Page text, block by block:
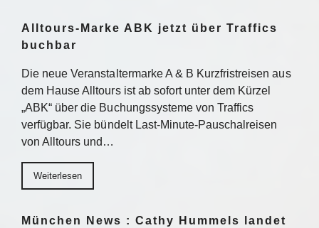
Alltours-Marke ABK jetzt über Traffics
buchbar
Die neue Veranstaltermarke A & B Kurzfristreisen aus
dem Hause Alltours ist ab sofort unter dem Kürzel
„ABK“ über die Buchungssysteme von Traffics
verfügbar. Sie bündelt Last-Minute-Pauschalreisen
von Alltours und…
Weiterlesen
München News : Cathy Hummels landet